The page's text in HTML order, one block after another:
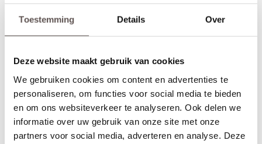
Toestemming Details Over
Deze website maakt gebruik van cookies
We gebruiken cookies om content en advertenties te
personaliseren, om functies voor social media te bieden
en om ons websiteverkeer te analyseren. Ook delen we
informatie over uw gebruik van onze site met onze
partners voor social media, adverteren en analyse. Deze